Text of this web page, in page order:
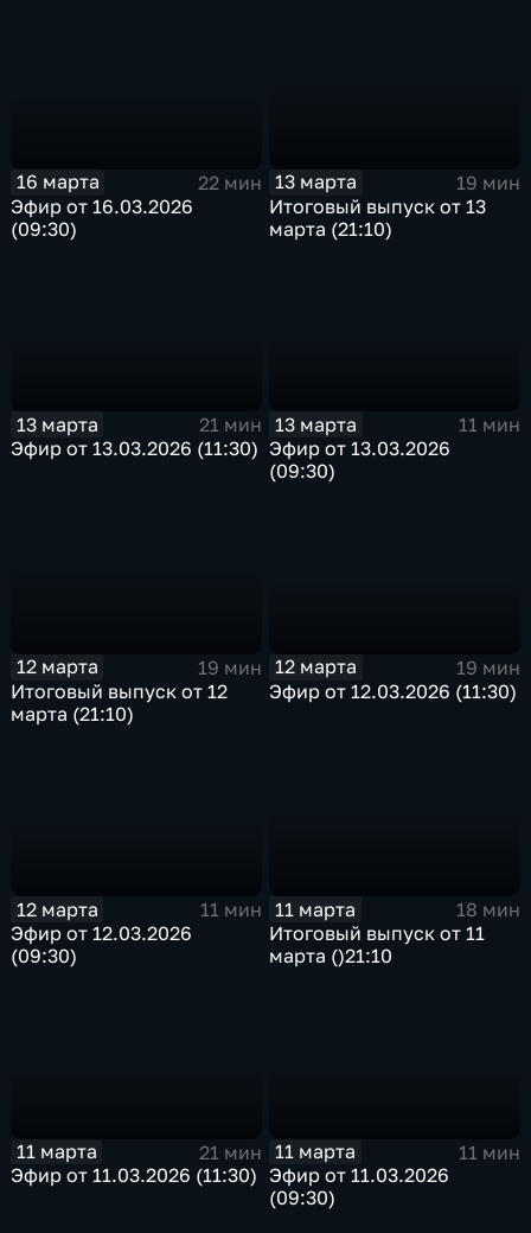
16 марта
22 мин
Эфир от 16.03.2026
(09:30)
13 марта
19 мин
Итоговый выпуск от 13
марта (21:10)
13 марта
21 мин
Эфир от 13.03.2026 (11:30)
13 марта
11 мин
Эфир от 13.03.2026
(09:30)
12 марта
19 мин
Итоговый выпуск от 12
марта (21:10)
12 марта
19 мин
Эфир от 12.03.2026 (11:30)
12 марта
11 мин
Эфир от 12.03.2026
(09:30)
11 марта
18 мин
Итоговый выпуск от 11
марта ()21:10
11 марта
21 мин
Эфир от 11.03.2026 (11:30)
11 марта
11 мин
Эфир от 11.03.2026
(09:30)